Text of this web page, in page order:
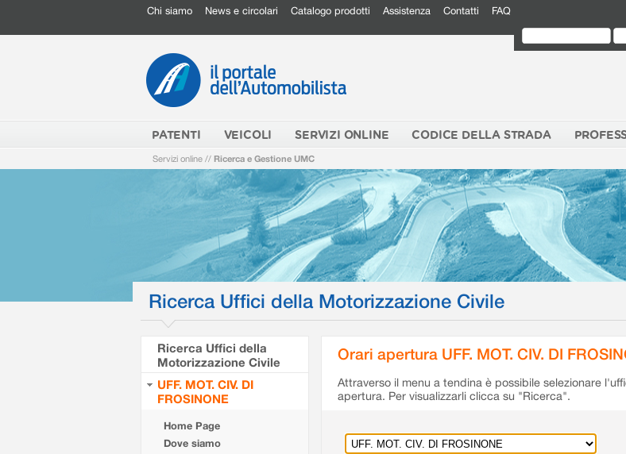
Chi siamo News e circolari Catalogo prodotti Assistenza Contatti FAQ
PATENTI VEICOLI SERVIZI ONLINE CODICE DELLA STRADA
Servizi online // Ricerca e Gestione UMC
Ricerca Uffici della Motorizzazione Civile
Ricerca Uffici della
Motorizzazione Civile
UFF. MOT. CIV. DI
FROSINONE
Home Page
Dove siamo
Orari apertura UFF. MOT. CIV. DI
Attraverso il menu a tendina è possibile selezionare
apertura. Per visualizzarli clicca su "Ricerca".